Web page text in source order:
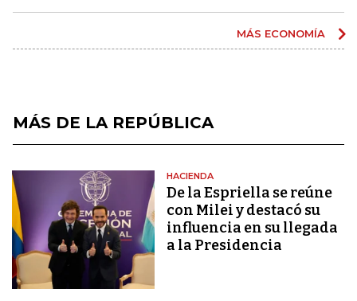
MÁS ECONOMÍA
MÁS DE LA REPÚBLICA
HACIENDA
De la Espriella se reúne
con Milei y destacó su
influencia en su llegada
a la Presidencia